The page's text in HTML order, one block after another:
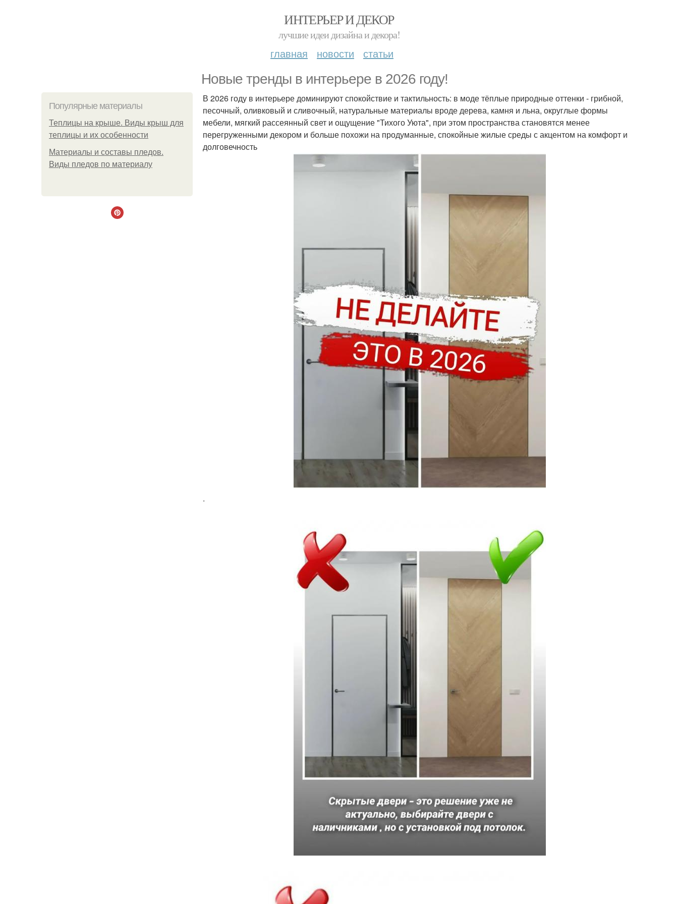
ИНТЕРЬЕР И ДЕКОР
лучшие идеи дизайна и декора!
главная новости статьи
Новые тренды в интерьере в 2026 году!
Популярные материалы
Теплицы на крыше. Виды крыш для
теплицы и их особенности
Материалы и составы пледов.
Виды пледов по материалу
В 2026 году в интерьере доминируют спокойствие и тактильность: в моде тёплые природные оттенки - грибной,
песочный, оливковый и сливочный, натуральные материалы вроде дерева, камня и льна, округлые формы
мебели, мягкий рассеянный свет и ощущение "Тихого Уюта", при этом пространства становятся менее
перегруженными декором и больше похожи на продуманные, спокойные жилые среды с акцентом на комфорт и
долговечность
.